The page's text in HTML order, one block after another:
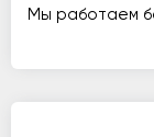
Мы работаем